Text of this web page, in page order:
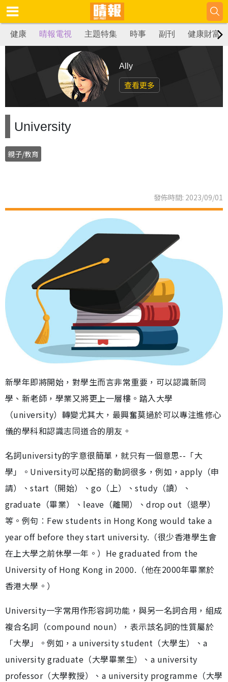
健康 晴報電視 主題特集 時事 副刊 健康財富
Ally
查看更多
University
親子/教育
發佈時間: 2023/09/01
新學年即將開始，對學生而言非常重要，可以認識新同
學、新老師，學業又將更上一層樓。踏入大學
（university）轉變尤其大，最興奮莫過於可以專注進修心
儀的學科和認識志同道合的朋友。
名詞university的字意很簡單，就只有一個意思--「大
學」。University可以配搭的動詞很多，例如，apply（申
請）、start（開始）、go（上）、study（讀）、
graduate（畢業）、leave（離開）、drop out（退學）
等。例句︰Few students in Hong Kong would take a
year off before they start university.（很少香港學生會
在上大學之前休學一年。）He graduated from the
University of Hong Kong in 2000.（他在2000年畢業於
香港大學。）
University一字常用作形容詞功能，與另一名詞合用，組成
複合名詞（compound noun），表示該名詞的性質屬於
「大學」。例如，a university student（大學生）、a
university graduate（大學畢業生）、a university
professor（大學教授）、a university programme（大學